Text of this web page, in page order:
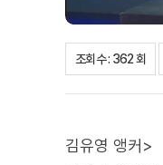
조회수 : 362 회
김유영 앵커>